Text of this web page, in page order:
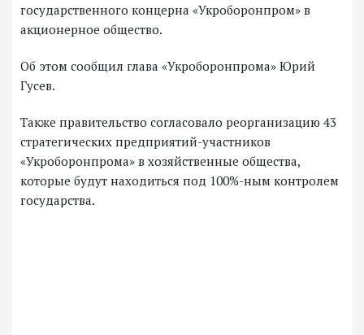
государственного концерна «Укроборонпром» в
акционерное общество.
Об этом сообщил глава «Укроборонпрома» Юрий
Гусев.
Также правительство согласовало реорганизацию 43
стратегических предприятий-участников
«Укроборонпрома» в хозяйственные общества,
которые будут находиться под 100%-ным контролем
государства.